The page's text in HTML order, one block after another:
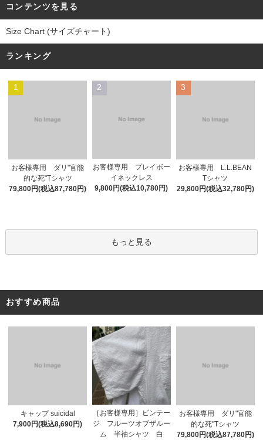
コンテンツを見る
Size Chart (サイズチャート)
ランキング
1
お客様専用 ダリ"官能
的な死"Tシャツ
79,800円(税込87,780円)
2
お客様専用 プレイボー
イネックレス
9,800円(税込10,780円)
3
お客様専用 L.L.BEAN
Tシャツ
29,800円(税込32,780円)
もっと見る
おすすめ商品
キャップ suicidal
7,900円(税込8,690円)
［お客様専用］ビンテー
ジ フルーツオブザルー
ム 半袖シャツ 白
お客様専用 ダリ"官能
的な死"Tシャツ
79,800円(税込87,780円)